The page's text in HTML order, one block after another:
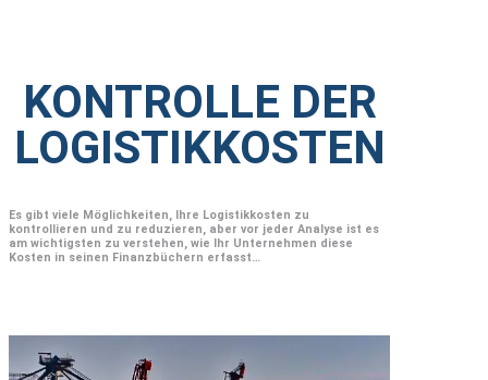
KONTROLLE DER
LOGISTIKKOSTEN
Es gibt viele Möglichkeiten, Ihre Logistikkosten zu
kontrollieren und zu reduzieren, aber vor jeder Analyse ist es
am wichtigsten zu verstehen, wie Ihr Unternehmen diese
Kosten in seinen Finanzbüchern erfasst…